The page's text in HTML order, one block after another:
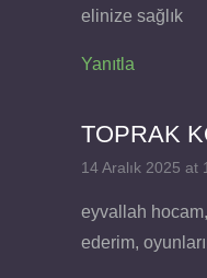
elinize sağlık
Yanıtla
TOPRAK
14 Aralık 2025 at
eyvallah
ederim,